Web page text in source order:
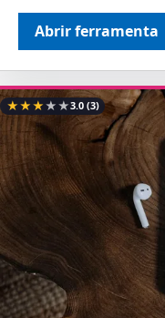
Abrir ferramenta
★★★★★3.0(3)